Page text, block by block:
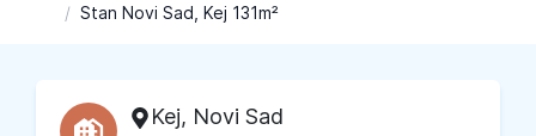
/ Stan Novi Sad, Kej 131m²
Kej, Novi Sad